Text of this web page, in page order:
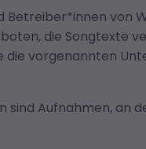
Betreiber*innen von
die Songtexte
die vorgenannten
Aufnahmen, an